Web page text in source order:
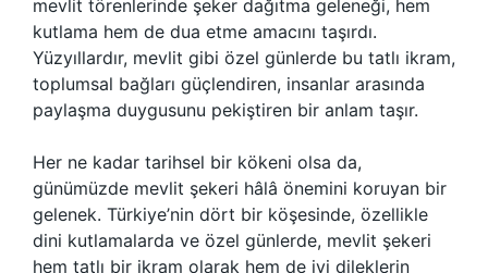
mevlit törenlerinde şeker dağıtma geleneği, hem
kutlama hem de dua etme amacını taşırdı.
Yüzyıllardır, mevlit gibi özel günlerde bu tatlı ikram,
toplumsal bağları güçlendiren, insanlar arasında
paylaşma duygusunu pekiştiren bir anlam taşır.
Her ne kadar tarihsel bir kökeni olsa da,
günümüzde mevlit şekeri hâlâ önemini koruyan bir
gelenek. Türkiye’nin dört bir köşesinde, özellikle
dini kutlamalarda ve özel günlerde, mevlit şekeri
hem tatlı bir ikram olarak hem de iyi dileklerin